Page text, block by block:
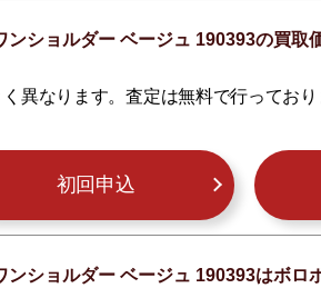
ショルダー ベージュ 190393の買取
異なります。査定は無料で行ってお
初回申込
ショルダー ベージュ 190393はボロ